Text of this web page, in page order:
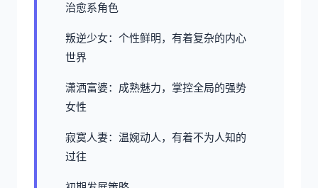
治愈系角色
叛逆少女：个性鲜明，有着复杂的内心
世界
潇洒富婆：成熟魅力，掌控全局的强势
女性
寂寞人妻：温婉动人，有着不为人知的
过往